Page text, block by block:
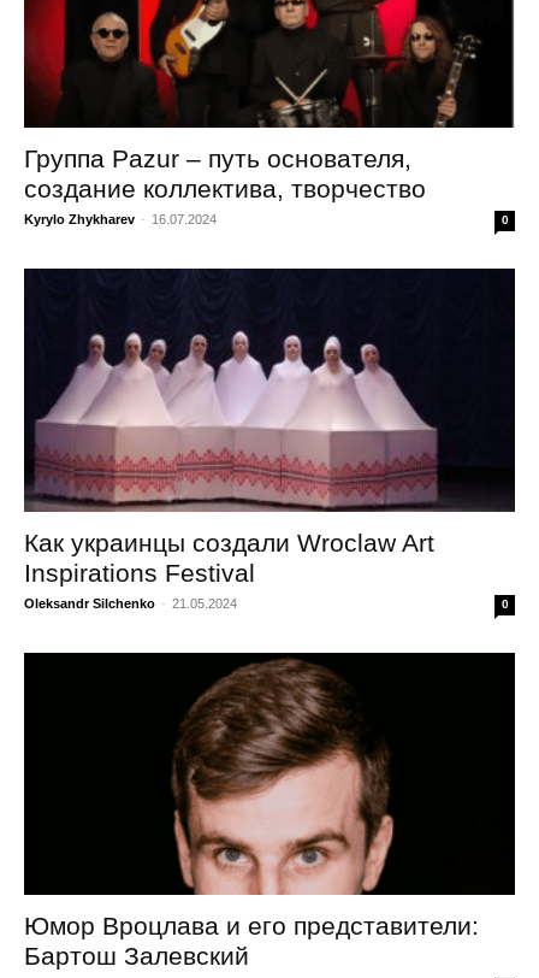
Группа Pazur – путь основателя,
создание коллектива, творчество
Kyrylo Zhykharev - 16.07.2024 0
Как украинцы создали Wroclaw Art
Inspirations Festival
Oleksandr Silchenko - 21.05.2024 0
Юмор Вроцлава и его представители:
Бартош Залевский